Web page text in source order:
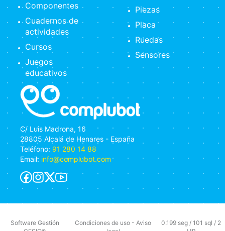
C/ Luis Madrona, 16
28805 Alcalá de Henares - España
Teléfono: 91 280 14 88
Email: info@complubot.com
Componentes
Cuadernos de
actividades
Cursos
Juegos
educativos
Piezas
Placa
Ruedas
Sensores
Software Gestión
Condiciones de uso - Aviso
0.199 seg / 101 sql / 2